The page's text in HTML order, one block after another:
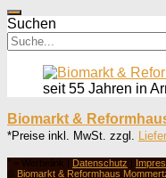
Suchen
seit 55 Jahren in
Biomarkt &
*Preise inkl. MwSt. zzgl.
° = Werbelink | Datenschutz |
© Biomarkt & Reformhaus